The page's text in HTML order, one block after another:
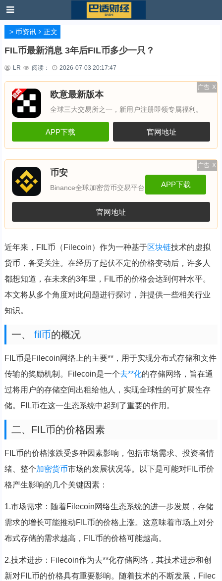
> 币资讯 正文
FIL币最新消息 3年后FIL币多少一只？
LR 阅读： 2026-07-03 20:17:47
广告 X
欧意最新版本
全球三大交易所之一，新用户注册即领专属福利。
APP下载 官网地址
广告 X
币安
Binance全球加密货币交易平台 APP下载
官网地址
近年来，FIL币（Filecoin）作为一种基于区块链技术的虚拟
货币，备受关注。在经历了起伏不定的价格变动后，许多人
都想知道，在未来的3年里，FIL币的价格会达到何种水平。
本文将从多个角度对此问题进行探讨，并提供一些相关行业
知识。
一、 fil币的概况
FIL币是Filecoin网络上的主要**，用于实现分布式存储和文件
传输的奖励机制。Filecoin是一个去**化的存储网络，旨在通
过将用户的存储空间出租给他人，实现全球性的可扩展性存
储。FIL币在这一生态系统中起到了重要的作用。
二、FIL币的价格因素
FIL币的价格涨跌受多种因素影响，包括市场需求、投资者情
绪、整个加密货币市场的发展状况等。以下是可能对FIL币价
格产生影响的几个关键因素：
1.市场需求：随着Filecoin网络生态系统的进一步发展，存储
需求的增长可能推动FIL币的价格上涨。这意味着市场上对分
布式存储的需求越高，FIL币的价格可能越高。
2.技术进步：Filecoin作为去**化存储网络，其技术进步和创
新对FIL币的价格具有重要影响。随着技术的不断发展，Filec